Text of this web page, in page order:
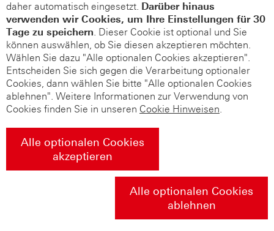
daher automatisch eingesetzt. Darüber hinaus
verwenden wir Cookies, um Ihre Einstellungen für 30
Tage zu speichern. Dieser Cookie ist optional und Sie
können auswählen, ob Sie diesen akzeptieren möchten.
Wählen Sie dazu "Alle optionalen Cookies akzeptieren".
Entscheiden Sie sich gegen die Verarbeitung optionaler
Cookies, dann wählen Sie bitte "Alle optionalen Cookies
ablehnen". Weitere Informationen zur Verwendung von
Cookies finden Sie in unseren Cookie Hinweisen.
Alle optionalen Cookies
akzeptieren
Alle optionalen Cookies
ablehnen